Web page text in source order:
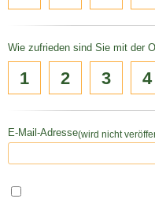
Wie zufrieden sind Sie mit der
1 2 3 4
E-Mail-Adresse(wird nicht